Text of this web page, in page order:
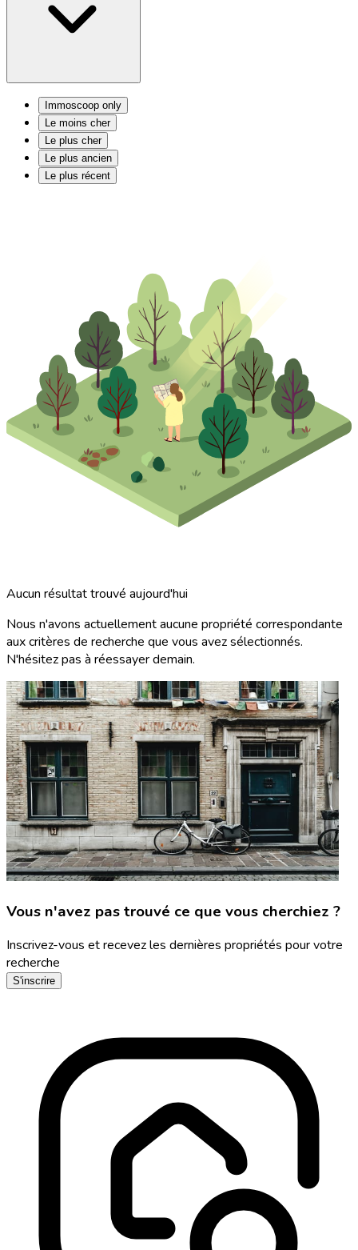
Immoscoop only
Le moins cher
Le plus cher
Le plus ancien
Le plus récent
Aucun résultat trouvé aujourd'hui
Nous n'avons actuellement aucune propriété correspondante
aux critères de recherche que vous avez sélectionnés.
N'hésitez pas à réessayer demain.
Vous n'avez pas trouvé ce que vous cherchiez ?
Inscrivez-vous et recevez les dernières propriétés pour votre
recherche
S'inscrire